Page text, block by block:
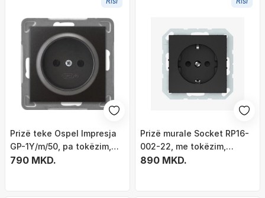
Prizë teke Ospel Impresja
GP-1Y/m/50, pa tokëzim,
16AX 250V, antracit
790 MKD.
Prizë murale Socket RP16-
002-22, me tokëzim,
matte, e zezë
890 MKD.